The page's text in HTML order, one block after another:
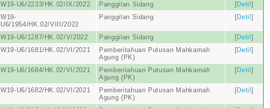
W19-U6/2233/HK.02/IX/2022 Panggilan Sidang [Detil ]
W19-
U6/1954/HK.02/VIII/2022
Panggilan Sidang [Detil ]
W19-U6/1287/HK.02/V/2022 Panggilan Sidang [Detil ]
W19-U6/1681/HK.02/VI/2021
Pemberitahuan Putusan Mahkamah
Agung (PK)
[Detil ]
W19-U6/1684/HK.02/VI/2021
Pemberitahuan Putusan Mahkamah
Agung (PK)
[Detil ]
W19-U6/1682/HK.02/VI/2021
Pemberitahuan Putusan Mahkamah
Agung (PK)
[Detil ]